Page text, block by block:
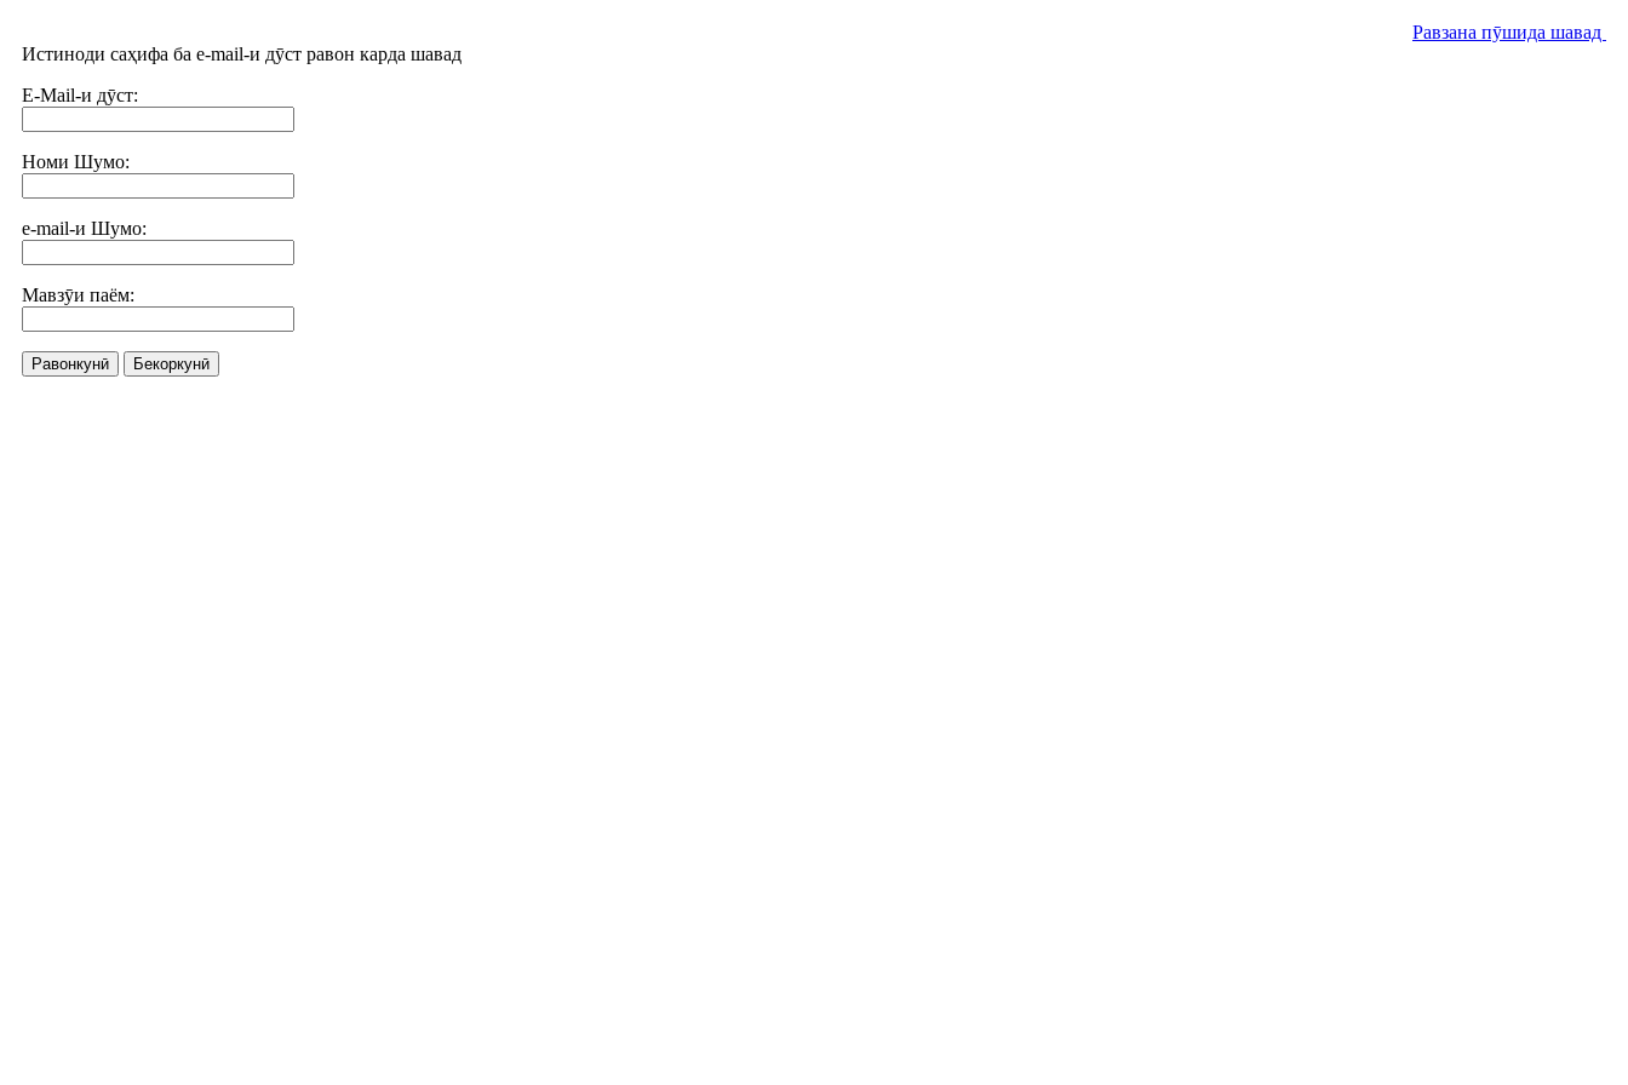
Равзана пӯшида шавад
Истиноди саҳифа ба e-mail-и дӯст равон карда шавад
E-Mail-и дӯст:
Номи Шумо:
e-mail-и Шумо:
Мавзӯи паём:
Равонкунӣ Бекоркунӣ